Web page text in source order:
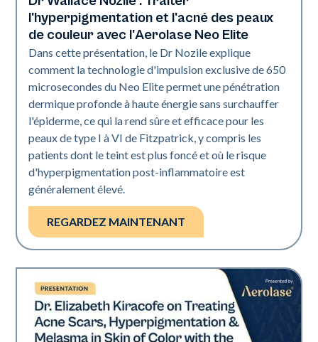
l'hyperpigmentation et l'acné des peaux
de couleur avec l'Aerolase Neo Elite
Dans cette présentation, le Dr Nozile explique
comment la technologie d'impulsion exclusive de 650
microsecondes du Neo Elite permet une pénétration
dermique profonde à haute énergie sans surchauffer
l'épiderme, ce qui la rend sûre et efficace pour les
peaux de type I à VI de Fitzpatrick, y compris les
patients dont le teint est plus foncé et où le risque
d'hyperpigmentation post-inflammatoire est
généralement élevé.
REGARDEZ MAINTENANT